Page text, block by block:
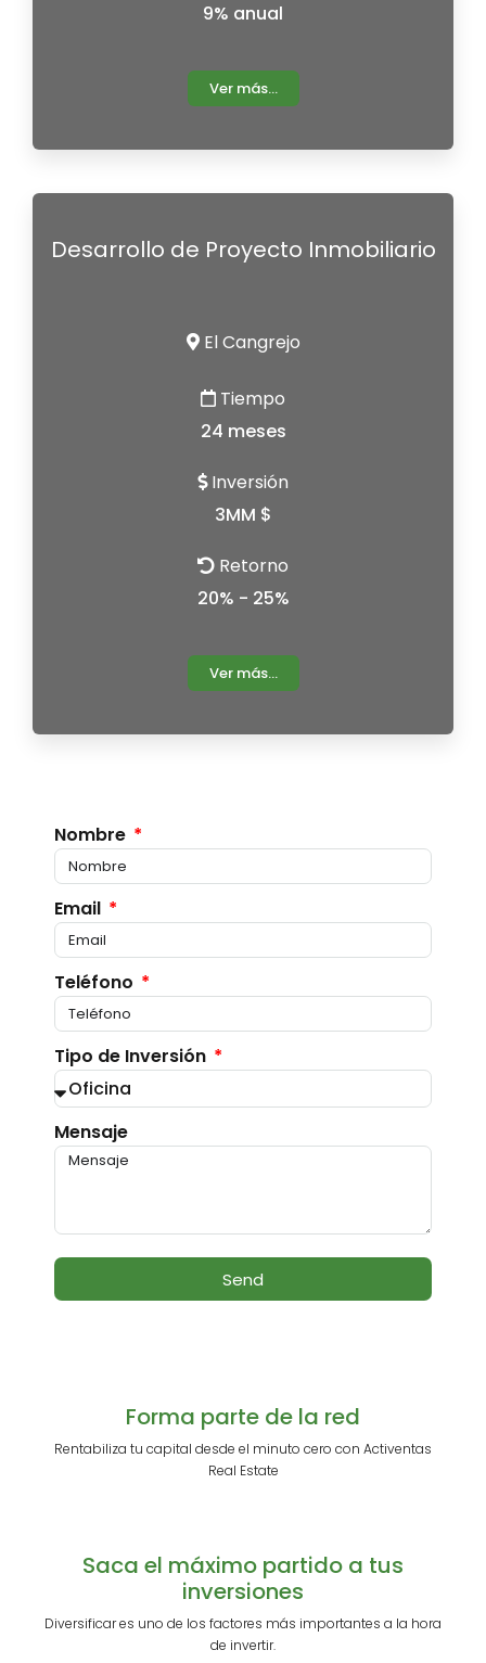
9% anual
Ver más...
Desarrollo de Proyecto Inmobiliario
El Cangrejo
Tiempo
24 meses
Inversión
3MM $
Retorno
20% - 25%
Ver más...
Nombre
Email
Teléfono
Tipo de Inversión
Mensaje
Send
Forma parte de la red
Rentabiliza tu capital desde el minuto cero con Activentas
Real Estate
Saca el máximo partido a tus
inversiones
Diversificar es uno de los factores más importantes a la hora
de invertir.